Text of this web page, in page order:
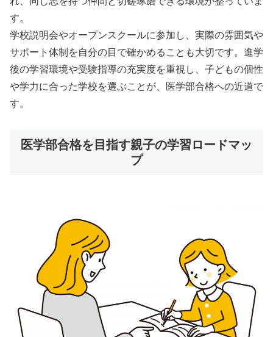
す。
学校説明会やオープンスクールに参加し、実際の雰囲気や
サポート体制を自分の目で確かめることも大切です。進学
後の学習環境や受験指導の充実度を重視し、子どもの個性
や学力に合った学校を選ぶことが、医学部合格への近道で
す。
医学部合格を目指す親子の学習ロードマッ
プ